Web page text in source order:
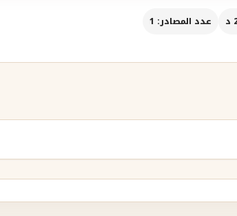
عدد المصادر: 1